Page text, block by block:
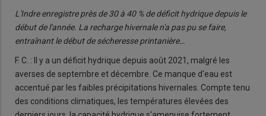
L'Indre enregistre près de 30 à 40 % de déficit hydrique depuis le
début de l'année. La recharge hivernale n'a pas pu se faire,
entraînant le début de sécheresse printanière…
F. C. : Il y a un déficit hydrique depuis août 2021, malgré les
averses de septembre et décembre. Ce manque d'eau est
accentué par les faibles précipitations hivernales. Compte tenu
des conditions climatiques, les températures élevées des